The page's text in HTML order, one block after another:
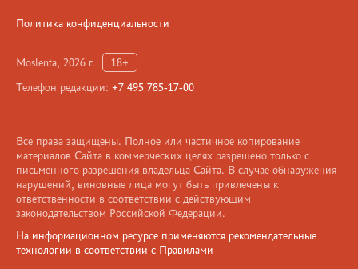
Политика конфиденциальности
Moslenta, 2026 г.
18+
Телефон редакции: +7 495 785-17-00
Все права защищены. Полное или частичное копирование
материалов Сайта в коммерческих целях разрешено только с
письменного разрешения владельца Сайта. В случае обнаружения
нарушений, виновные лица могут быть привлечены к
ответственности в соответствии с действующим
законодательством Российской Федерации.
На информационном ресурсе применяются рекомендательные
технологии в соответствии с Правилами